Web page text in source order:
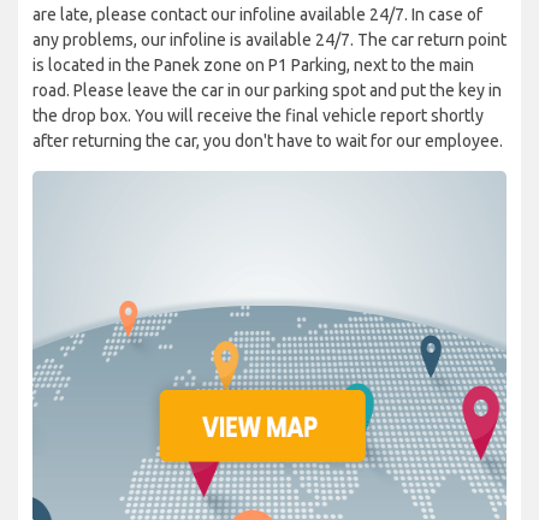
are late, please contact our infoline available 24/7. In case of
any problems, our infoline is available 24/7. The car return point
is located in the Panek zone on P1 Parking, next to the main
road. Please leave the car in our parking spot and put the key in
the drop box. You will receive the final vehicle report shortly
after returning the car, you don't have to wait for our employee.